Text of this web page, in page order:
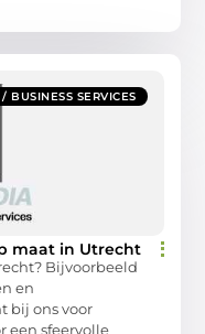
BUSINESS SERVICES
maat in Utrecht
Bijvoorbeeld
en
bij ons voor
een sfeervolle